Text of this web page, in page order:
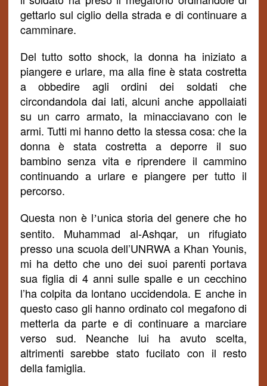
gettarlo sul ciglio della strada e di continuare a
camminare.
Del tutto sotto shock, la donna ha iniziato a
piangere e urlare, ma alla fine è stata costretta
a obbedire agli ordini dei soldati che
circondandola dai lati, alcuni anche appollaiati
su un carro armato, la minacciavano con le
armi. Tutti mi hanno detto la stessa cosa: che la
donna è stata costretta a deporre il suo
bambino senza vita e riprendere il cammino
continuando a urlare e piangere per tutto il
percorso.
Questa non è l’unica storia del genere che ho
sentito. Muhammad al-Ashqar, un rifugiato
presso una scuola dell’UNRWA a Khan Younis,
mi ha detto che uno dei suoi parenti portava
sua figlia di 4 anni sulle spalle e un cecchino
l’ha colpita da lontano uccidendola. E anche in
questo caso gli hanno ordinato col megafono di
metterla da parte e di continuare a marciare
verso sud. Neanche lui ha avuto scelta,
altrimenti sarebbe stato fucilato con il resto
della famiglia.